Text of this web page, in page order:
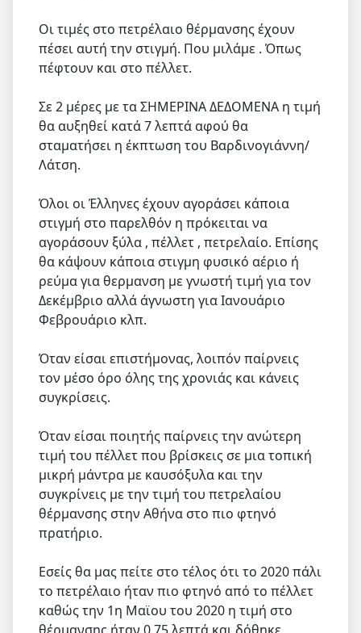
Οι τιμές στο πετρέλαιο θέρμανσης έχουν
πέσει αυτή την στιγμή. Που μιλάμε . Όπως
πέφτουν και στο πέλλετ.
Σε 2 μέρες με τα ΣΗΜΕΡΙΝΑ ΔΕΔΟΜΕΝΑ η τιμή
θα αυξηθεί κατά 7 λεπτά αφού θα
σταματήσει η έκπτωση του Βαρδινογιάννη/
Λάτση.
Όλοι οι Έλληνες έχουν αγοράσει κάποια
στιγμή στο παρελθόν η πρόκειται να
αγοράσουν ξύλα , πέλλετ , πετρελαίο. Επίσης
θα κάψουν κάποια στιγμη φυσικό αέριο ή
ρεύμα για θερμανση με γνωστή τιμή για τον
Δεκέμβριο αλλά άγνωστη για Ιανουάριο
Φεβρουάριο κλπ.
Όταν είσαι επιστήμονας, λοιπόν παίρνεις
τον μέσο όρο όλης της χρονιάς και κάνεις
συγκρίσεις.
Όταν είσαι ποιητής παίρνεις την ανώτερη
τιμή του πέλλετ που βρίσκεις σε μια τοπική
μικρή μάντρα με καυσόξυλα και την
συγκρίνεις με την τιμή του πετρελαίου
θέρμανσης στην Αθήνα στο πιο φτηνό
πρατήριο.
Εσείς θα μας πείτε στο τέλος ότι το 2020 πάλι
το πετρέλαιο ήταν πιο φτηνό από το πέλλετ
καθώς την 1η Μαϊου του 2020 η τιμή στο